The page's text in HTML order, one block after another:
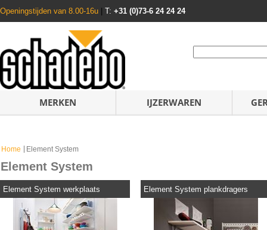
Openingstijden van 8.00-16u T: +31 (0)73-6 24 24 24
MERKEN IJZERWAREN
Home Element System
Element System
Element System werkplaats Element System plankdragers